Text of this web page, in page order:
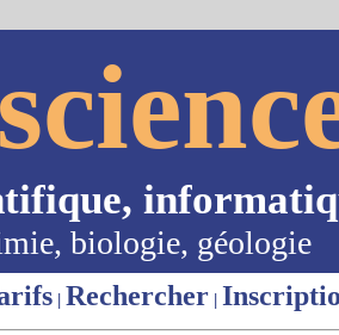
biologie, géologie
| Rechercher |